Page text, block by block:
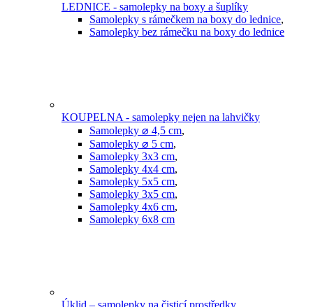
LEDNICE - samolepky na boxy a šuplíky
Samolepky s rámečkem na boxy do lednice,
Samolepky bez rámečku na boxy do lednice
KOUPELNA - samolepky nejen na lahvičky
Samolepky ⌀ 4,5 cm,
Samolepky ⌀ 5 cm,
Samolepky 3x3 cm,
Samolepky 4x4 cm,
Samolepky 5x5 cm,
Samolepky 3x5 cm,
Samolepky 4x6 cm,
Samolepky 6x8 cm